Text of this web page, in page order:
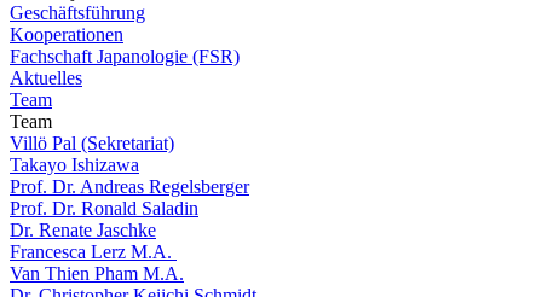
Geschäftsführung
Kooperationen
Fachschaft Japanologie (FSR)
Aktuelles
Team
Team
Villö Pal (Sekretariat)
Takayo Ishizawa
Prof. Dr. Andreas Regelsberger
Prof. Dr. Ronald Saladin
Dr. Renate Jaschke
Francesca Lerz M.A.
Van Thien Pham M.A.